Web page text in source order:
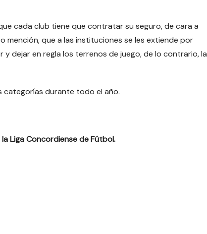
cada club tiene que contratar su seguro, de cara a
mención, que a las instituciones se les extiende por
y dejar en regla los terrenos de juego, de lo contrario, la
categorías durante todo el año.
la Liga Concordiense de Fútbol.